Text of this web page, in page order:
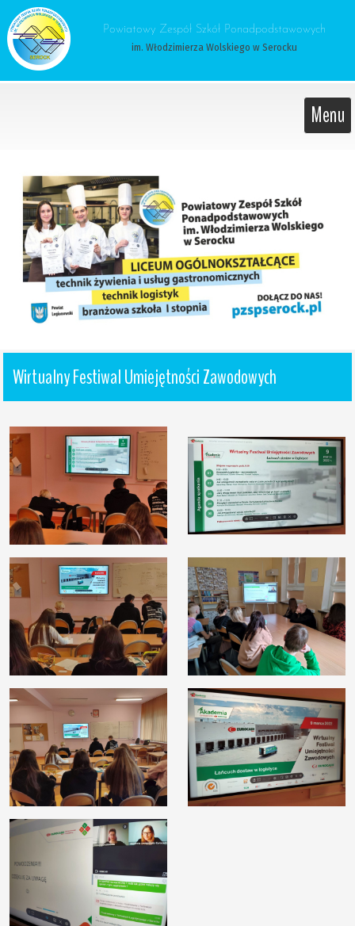
Powiatowy Zespół Szkół Ponadpodstawowych
im. Włodzimierza Wolskiego w Serocku
Menu
Wirtualny Festiwal Umiejętności Zawodowych